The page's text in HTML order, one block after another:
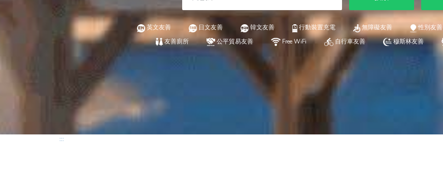
英文友善 日文友善 韓文友善 行動裝置充電 無障礙友善 性別友善
友善廁所
公平貿易友善 Free WiFi 自行車友善 穆斯林友善
:::